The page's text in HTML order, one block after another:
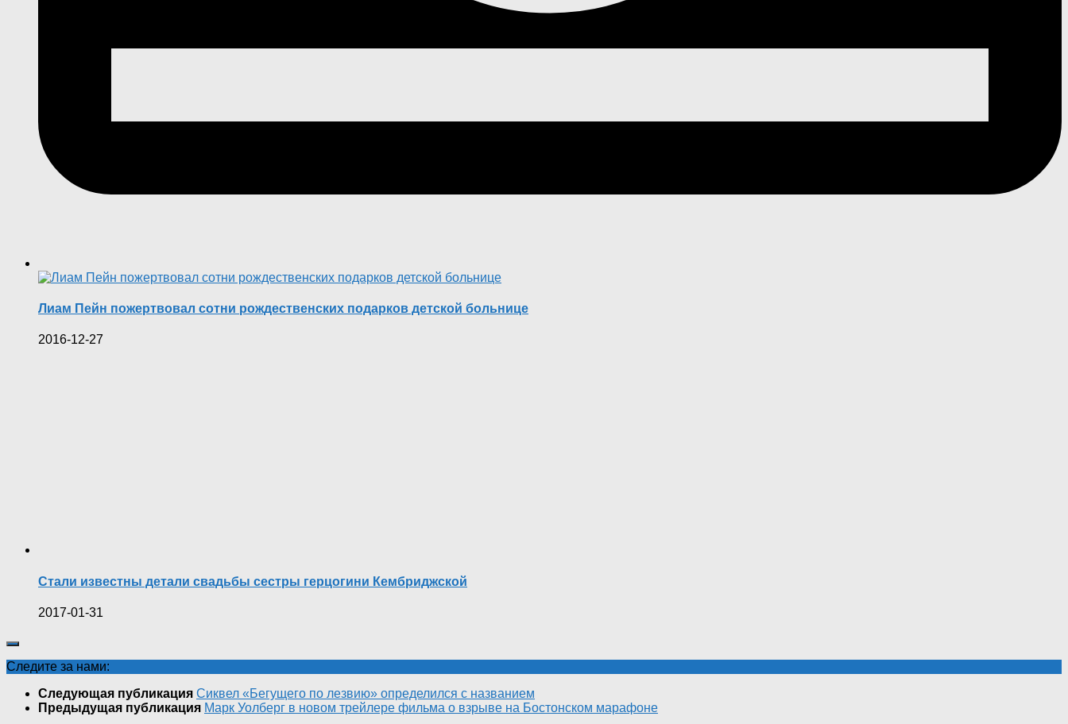
Лиам Пейн пожертвовал сотни рождественских подарков детской больнице
2016-12-27
Стали известны детали свадьбы сестры герцогини Кембриджской
2017-01-31
Следите за нами:
Следующая публикация Сиквел «Бегущего по лезвию» определился с названием
Предыдущая публикация Марк Уолберг в новом трейлере фильма о взрыве на Бостонском марафоне